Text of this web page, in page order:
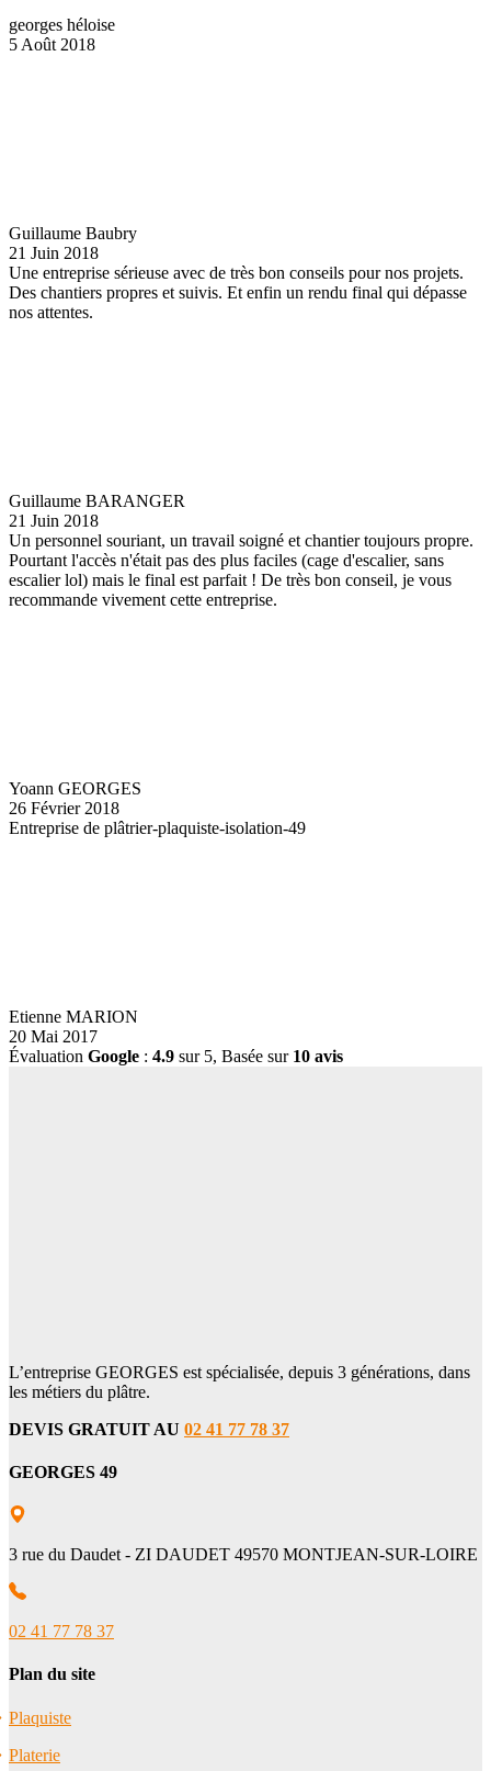
georges héloise
5 Août 2018
Guillaume Baubry
21 Juin 2018
Une entreprise sérieuse avec de très bon conseils pour nos projets.
Des chantiers propres et suivis. Et enfin un rendu final qui dépasse
nos attentes.
Guillaume BARANGER
21 Juin 2018
Un personnel souriant, un travail soigné et chantier toujours propre.
Pourtant l'accès n'était pas des plus faciles (cage d'escalier, sans
escalier lol) mais le final est parfait ! De très bon conseil, je vous
recommande vivement cette entreprise.
Yoann GEORGES
26 Février 2018
Entreprise de plâtrier-plaquiste-isolation-49
Etienne MARION
20 Mai 2017
Évaluation Google : 4.9 sur 5, Basée sur 10 avis
L’entreprise GEORGES est spécialisée, depuis 3 générations, dans
les métiers du plâtre.
DEVIS GRATUIT AU 02 41 77 78 37
GEORGES 49
3 rue du Daudet - ZI DAUDET 49570 MONTJEAN-SUR-LOIRE
02 41 77 78 37
Plan du site
Plaquiste
Platerie